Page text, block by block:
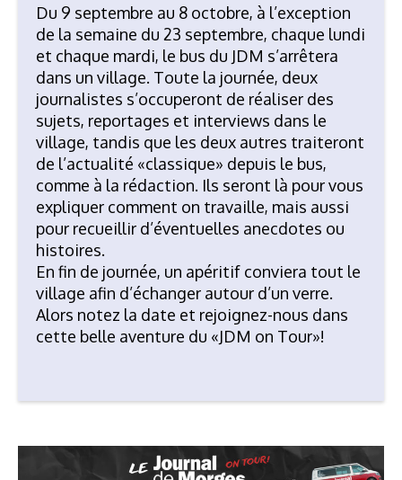
Du 9 septembre au 8 octobre, à l’exception
de la semaine du 23 septembre, chaque lundi
et chaque mardi, le bus du JDM s’arrêtera
dans un village. Toute la journée, deux
journalistes s’occuperont de réaliser des
sujets, reportages et interviews dans le
village, tandis que les deux autres traiteront
de l’actualité «classique» depuis le bus,
comme à la rédaction. Ils seront là pour vous
expliquer comment on travaille, mais aussi
pour recueillir d’éventuelles anecdotes ou
histoires.
En fin de journée, un apéritif conviera tout le
village afin d’échanger autour d’un verre.
Alors notez la date et rejoignez-nous dans
cette belle aventure du «JDM on Tour»!